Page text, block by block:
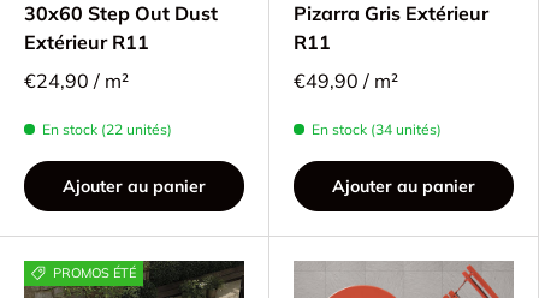
30x60 Step Out Dust
Extérieur R11
€24,90 / m²
En stock (22 unités)
Ajouter au panier
Pizarra Gris Extérieur
R11
€49,90 / m²
En stock (34 unités)
Ajouter au panier
PROMOS ÉTÉ